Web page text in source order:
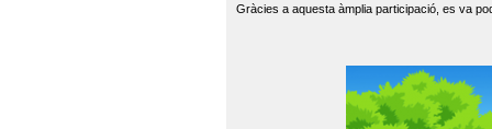
Gràcies a aquesta àmplia participació, es va